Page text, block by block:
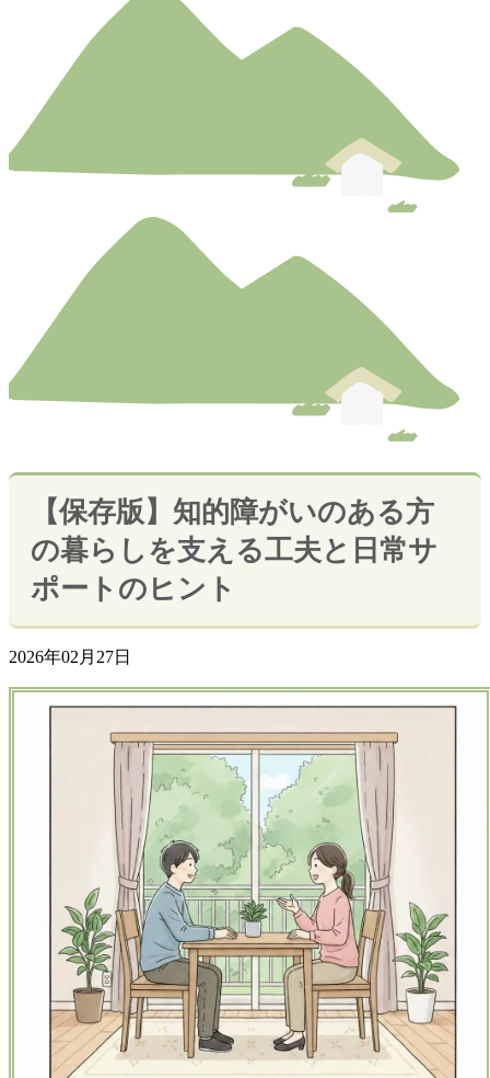
【保存版】知的障がいのある方
の暮らしを支える工夫と日常サ
ポートのヒント
2026年02月27日